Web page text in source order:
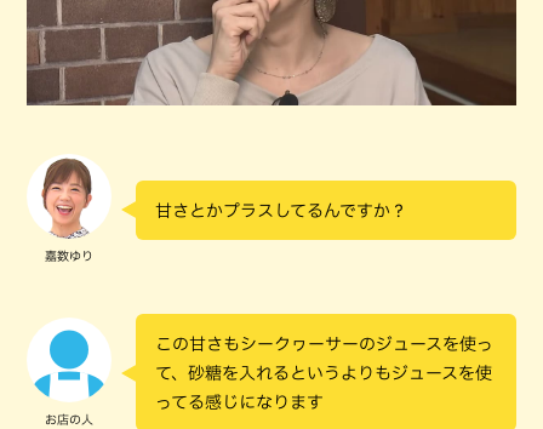
嘉数ゆり
甘さとかプラスしてるんですか？
お店の人
この甘さもシークヮーサーのジュースを使っ
て、砂糖を入れるというよりもジュースを使
ってる感じになります